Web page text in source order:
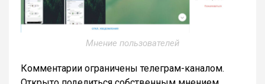
Мнение пользователей
Комментарии ограничены телеграм-каналом.